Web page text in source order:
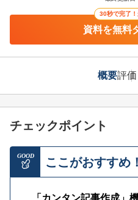
30秒で完了
資料を無料
概要評価
チェックポイント
GOOD ここがおすすめ！
「カンタン記事作成」